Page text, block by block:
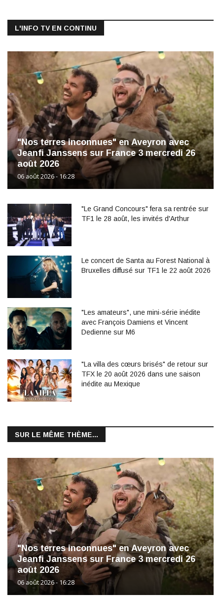
L'INFO TV EN CONTINU
"Nos terres inconnues" en Aveyron avec
Jeanfi Janssens sur France 3 mercredi 26
août 2026
06 août 2026 - 16:28
"Le Grand Concours" fera sa rentrée sur
TF1 le 28 août, les invités d'Arthur
Le concert de Santa au Forest National à
Bruxelles diffusé sur TF1 le 22 août 2026
"Les amateurs", une mini-série inédite
avec François Damiens et Vincent
Dedienne sur M6
"La villa des cœurs brisés" de retour sur
TFX le 20 août 2026 dans une saison
inédite au Mexique
SUR LE MÊME THÈME...
"Nos terres inconnues" en Aveyron avec
Jeanfi Janssens sur France 3 mercredi 26
août 2026
06 août 2026 - 16:28